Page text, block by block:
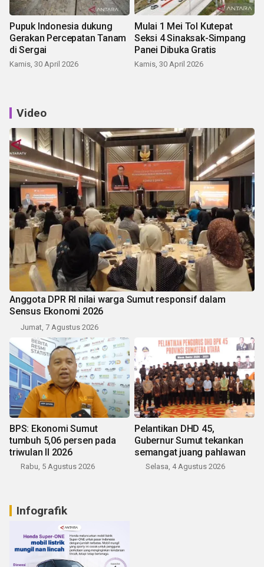
Pupuk Indonesia dukung
Gerakan Percepatan Tanam
di Sergai
Kamis, 30 April 2026
Mulai 1 Mei Tol Kutepat
Seksi 4 Sinaksak-Simpang
Panei Dibuka Gratis
Kamis, 30 April 2026
Video
Anggota DPR RI nilai warga Sumut responsif dalam
Sensus Ekonomi 2026
Jumat, 7 Agustus 2026
BPS: Ekonomi Sumut
tumbuh 5,06 persen pada
triwulan II 2026
Rabu, 5 Agustus 2026
Pelantikan DHD 45,
Gubernur Sumut tekankan
semangat juang pahlawan
Selasa, 4 Agustus 2026
Infografik